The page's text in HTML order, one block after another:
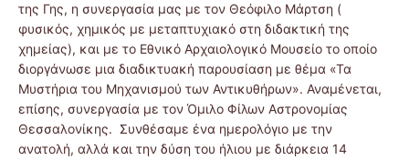
της Γης, η συνεργασία μας με τον Θεόφιλο Μάρτση (
φυσικός, χημικός με μεταπτυχιακό στη διδακτική της
χημείας), και με το Εθνικό Αρχαιολογικό Μουσείο το οποίο
διοργάνωσε μια διαδικτυακή παρουσίαση με θέμα «Τα
Μυστήρια του Μηχανισμού των Αντικυθήρων». Αναμένεται,
επίσης, συνεργασία με τον Όμιλο Φίλων Αστρονομίας
Θεσσαλονίκης. Συνθέσαμε ένα ημερολόγιο με την
ανατολή, αλλά και την δύση του ήλιου με διάρκεια 14